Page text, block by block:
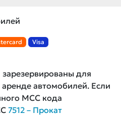
Visa
зарезервированы для
автомобилей. Если
MCC кода
7512 – Прокат